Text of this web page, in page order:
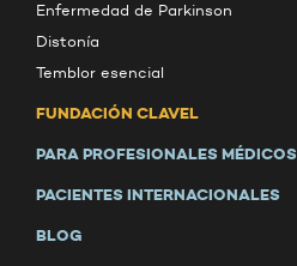
Enfermedad de Parkinson
Distonía
Temblor esencial
FUNDACIÓN CLAVEL
PARA PROFESIONALES MÉDICOS
PACIENTES INTERNACIONALES
BLOG